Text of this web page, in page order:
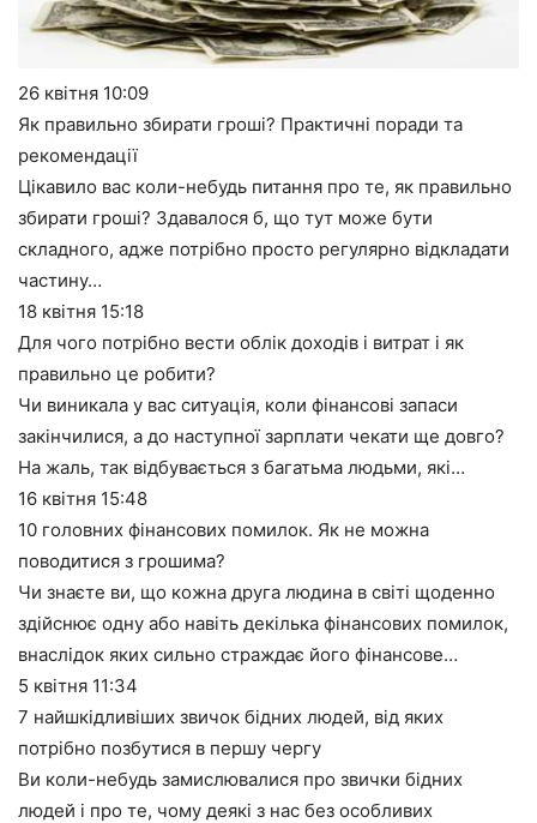
26 квітня 10:09
Як правильно збирати гроші? Практичні поради та
рекомендації
Цікавило вас коли-небудь питання про те, як правильно
збирати гроші? Здавалося б, що тут може бути
складного, адже потрібно просто регулярно відкладати
частину…
18 квітня 15:18
Для чого потрібно вести облік доходів і витрат і як
правильно це робити?
Чи виникала у вас ситуація, коли фінансові запаси
закінчилися, а до наступної зарплати чекати ще довго?
На жаль, так відбувається з багатьма людьми, які…
16 квітня 15:48
10 головних фінансових помилок. Як не можна
поводитися з грошима?
Чи знаєте ви, що кожна друга людина в світі щоденно
здійснює одну або навіть декілька фінансових помилок,
внаслідок яких сильно страждає його фінансове…
5 квітня 11:34
7 найшкідливіших звичок бідних людей, від яких
потрібно позбутися в першу чергу
Ви коли-небудь замислювалися про звички бідних
людей і про те, чому деякі з нас без особливих